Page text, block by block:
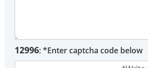
Enter captcha code below* :
12996